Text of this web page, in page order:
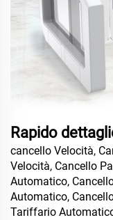
Rapido
cancello Velocità,
Velocità, Cancello
Automatico,
Automatico,
Tariffario